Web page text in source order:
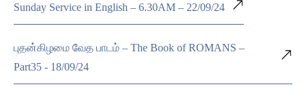
Sunday Service in English – 6.30AM – 22/09/24
புதன்கிழமை வேத பாடம் – The Book of ROMANS –
Part35 - 18/09/24